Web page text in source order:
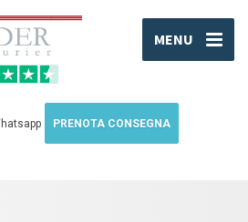
MENU
PRENOTA CONSEGNA